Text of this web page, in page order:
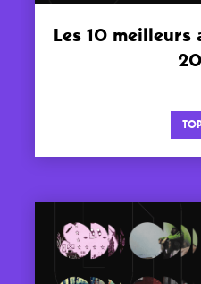
Les 10 meilleurs